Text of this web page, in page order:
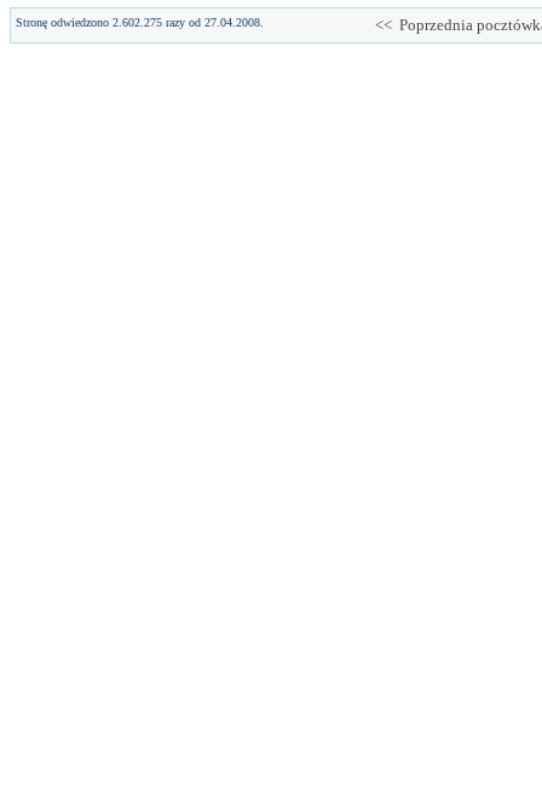
Stronę odwiedzono 2.602.275 razy od 27.04.2008. << Poprzednia